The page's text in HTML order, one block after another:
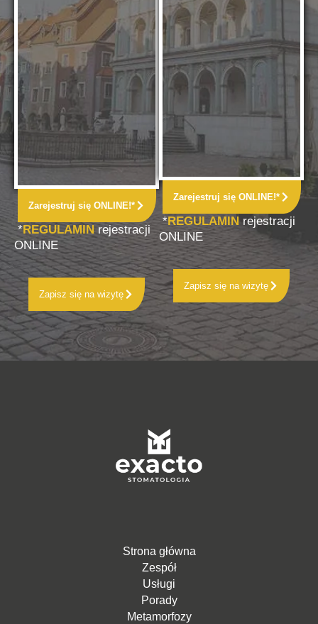
Zarejestruj się ONLINE!*
*REGULAMIN rejestracji
ONLINE
Zapisz się na wizytę
Zarejestruj się ONLINE!*
*REGULAMIN rejestracji
ONLINE
Zapisz się na wizytę
Strona główna
Zespół
Usługi
Porady
Metamorfozy